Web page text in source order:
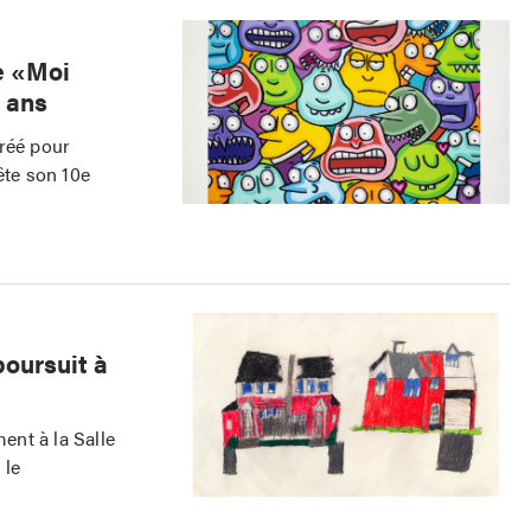
«Moi
pour
son 10e
à
à la Salle
le